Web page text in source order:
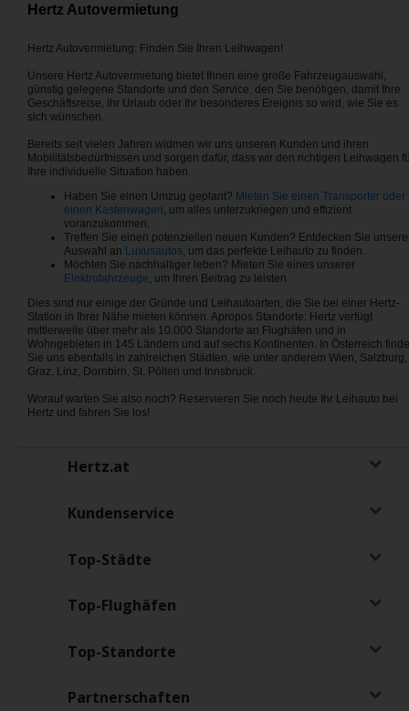
Hertz Autovermietung
Hertz Autovermietung: Finden Sie Ihren Leihwagen!
Unsere Hertz Autovermietung bietet Ihnen eine große Fahrzeugauswahl,
günstig gelegene Standorte und den Service, den Sie benötigen, damit Ihre
Geschäftsreise, Ihr Urlaub oder Ihr besonderes Ereignis so wird, wie Sie es
sich wünschen.
Bereits seit vielen Jahren widmen wir uns unseren Kunden und ihren
Mobilitätsbedürfnissen und sorgen dafür, dass wir den richtigen Leihwagen
Ihre individuelle Situation haben.
Haben Sie einen Umzug geplant? Mieten Sie einen Transporter oder
einen Kastenwagen , um alles unterzukriegen und effizient
voranzukommen.
Treffen Sie einen potenziellen neuen Kunden? Entdecken Sie unsere
Auswahl an Luxusautos , um das perfekte Leihauto zu finden.
Möchten Sie nachhaltiger leben? Mieten Sie eines unserer
Elektrofahrzeuge , um Ihren Beitrag zu leisten.
Dies sind nur einige der Gründe und Leihautoarten, die Sie bei einer Hertz-
Station in Ihrer Nähe mieten können. Apropos Standorte: Hertz verfügt
mittlerweile über mehr als 10.000 Standorte an Flughäfen und in
Wohngebieten in 145 Ländern und auf sechs Kontinenten. In Österreich
Sie uns ebenfalls in zahlreichen Städten, wie unter anderem Wien, Salzburg,
Graz, Linz, Dornbirn, St. Pölten und Innsbruck.
Worauf warten Sie also noch? Reservieren Sie noch heute Ihr Leihauto bei
Hertz und fahren Sie los!
Hertz.at
Kundenservice
Top-Städte
Top-Flughäfen
Top-Standorte
Partnerschaften